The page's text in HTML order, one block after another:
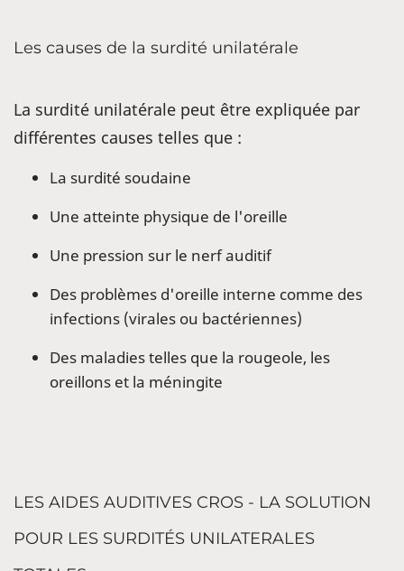
Les causes de la surdité unilatérale
La surdité unilatérale peut être expliquée par
différentes causes telles que :
La surdité soudaine
Une atteinte physique de l'oreille
Une pression sur le nerf auditif
Des problèmes d'oreille interne comme des
infections (virales ou bactériennes)
Des maladies telles que la rougeole, les
oreillons et la méningite
LES AIDES AUDITIVES CROS - LA SOLUTION
POUR LES SURDITÉS UNILATERALES